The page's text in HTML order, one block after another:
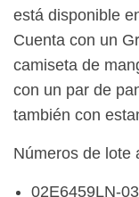
está disponible
Cuenta con un
camiseta de
con un par de
también con
Números de lote
02E6459LN-